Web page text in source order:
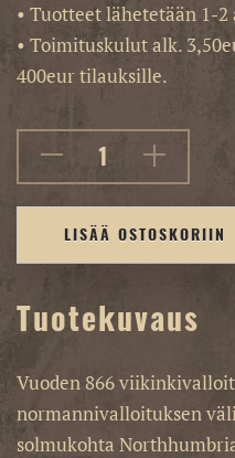
• Tuotteet lähetetään 1-2
• Toimituskulut alk.
400eur tilauksille.
LISÄÄ OSTOSKORIIN
Tuotekuvaus
Vuoden 866
normannivalloituksen
solmukohta